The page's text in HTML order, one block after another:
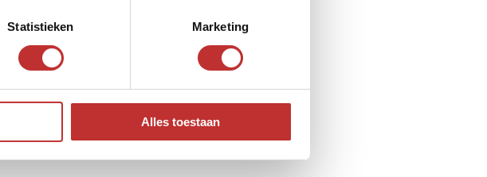
Statistieken Marketing
Alles toestaan